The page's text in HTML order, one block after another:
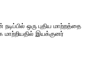
ஒரு புதிய மாற்றத்தை
இயக்குனர்